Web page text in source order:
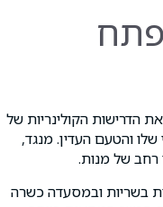
הקולינריות של
והטעם העדין. מנגד,
רחב של מנות.
בשריות ובמסעדה כשרה